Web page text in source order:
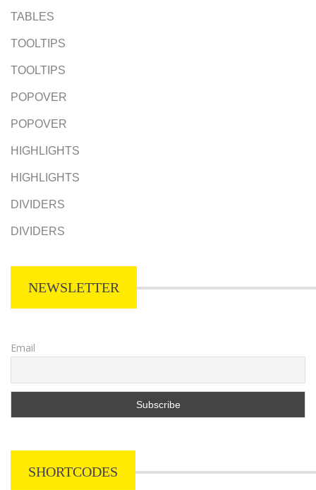
TABLES
TOOLTIPS
TOOLTIPS
POPOVER
POPOVER
HIGHLIGHTS
HIGHLIGHTS
DIVIDERS
DIVIDERS
NEWSLETTER
Email
SHORTCODES